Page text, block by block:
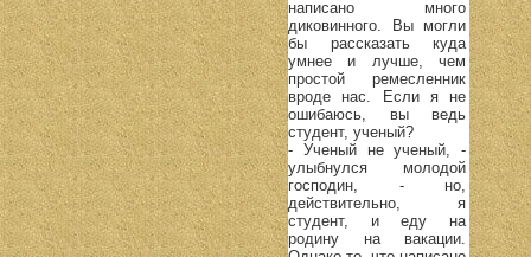
написано много
диковинного. Вы могли
бы рассказать куда
умнее и лучше, чем
простой ремесленник
вроде нас. Если я не
ошибаюсь, вы ведь
студент, ученый?
- Ученый не ученый, -
улыбнулся молодой
господин, - но,
действительно, я
студент, и еду на
родину на вакации.